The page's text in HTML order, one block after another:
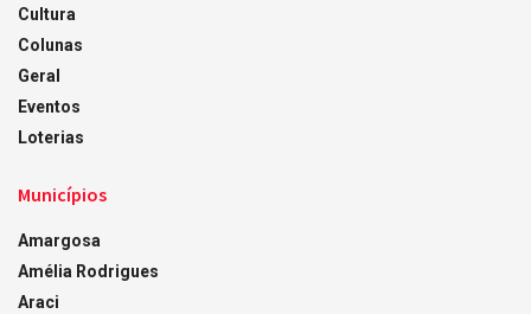
Cultura
Colunas
Geral
Eventos
Loterias
Municípios
Amargosa
Amélia Rodrigues
Araci